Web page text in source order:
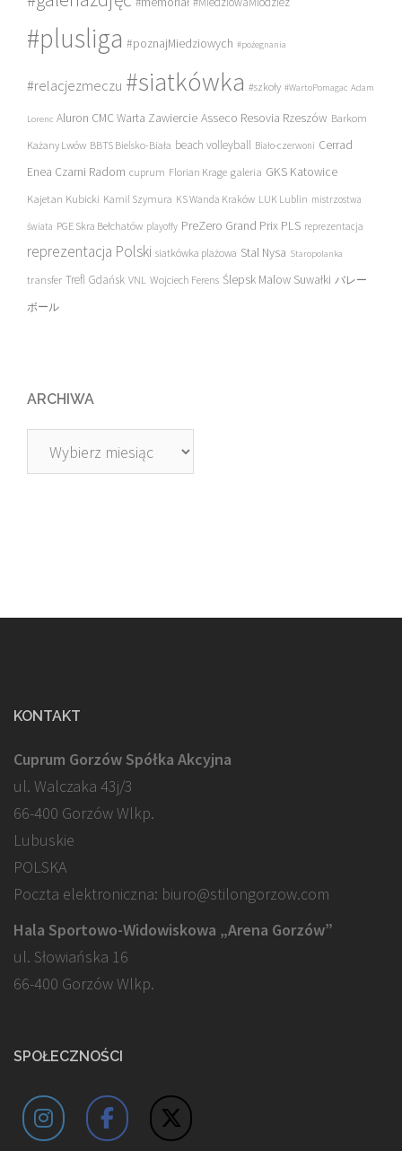
#plusliga #poznajMiedziowych #pożegnania
#relacjezmeczu #siatkówka #szkoły #WartoPomagac Adam
Lorenc Aluron CMC Warta Zawiercie Asseco Resovia Rzeszów Barkom
Każany Lwów BBTS Bielsko-Biała beach volleyball Biało-czerwoni Cerrad
Enea Czarni Radom cuprum Florian Krage galeria GKS Katowice
Kajetan Kubicki Kamil Szymura KS Wanda Kraków LUK Lublin mistrzostwa
świata PGE Skra Bełchatów playoffy PreZero Grand Prix PLS reprezentacja
reprezentacja Polski siatkówka plażowa Stal Nysa Staropolanka
transfer Trefl Gdańsk VNL Wojciech Ferens Ślepsk Malow Suwałki バレー
ボール
ARCHIWA
Archiwa
KONTAKT
Cuprum Gorzów Spółka Akcyjna
ul. Walczaka 43j/3
66-400 Gorzów Wlkp.
Lubuskie
POLSKA
Poczta elektroniczna: biuro@stilongorzow.com
Hala Sportowo-Widowiskowa „Arena Gorzów”
ul. Słowiańska 16
66-400 Gorzów Wlkp.
SPOŁECZNOŚCI